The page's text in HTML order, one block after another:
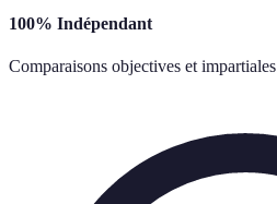
100% Indépendant
Comparaisons objectives et impartiales